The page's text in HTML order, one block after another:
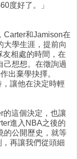
度好了。」
Carter和Jamison在
大學生涯，提前向
友相處的時間，在
己想想。在徵詢過
出棄學抉擇。
讓他在決定時輕
的這個決定，也讓
進入NBA之後的
的公開歷史，就等
再讓我們從頭細